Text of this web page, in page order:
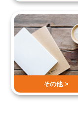
その他 >